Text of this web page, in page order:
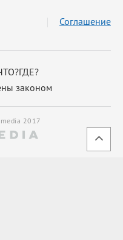
законом
Соглашение
2017